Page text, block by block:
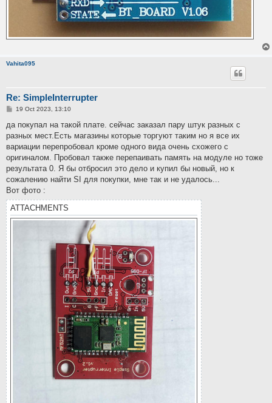
Vahita095
Re: SimpleInterrupter
P
s
19 Oct 2023, 13:10
да покупал на такой плате. сейчас заказал пару штук разных с
разных мест.Есть магазины которые торгуют таким но я все их
вариации перепробовал кроме одного вида очень схожего с
оригиналом. Пробовал также перепаивать память на модуле но тоже
результата 0. Я бы отбросил это дело и купил бы новый, но к
сожалению найти SI для покупки, мне так и не удалось...
Вот фото :
ATTACHMENTS